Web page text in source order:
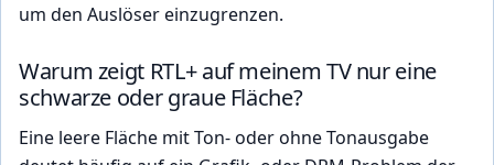
um den Auslöser einzugrenzen.
Warum zeigt RTL+ auf meinem TV nur eine
schwarze oder graue Fläche?
Eine leere Fläche mit Ton- oder ohne Tonausgabe